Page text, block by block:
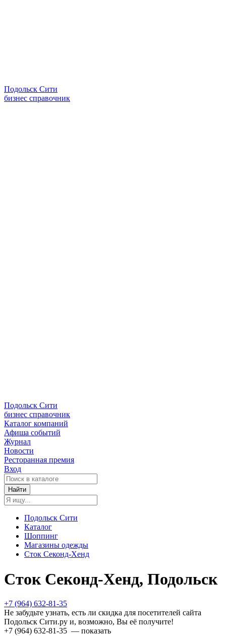
Подольск Сити
бизнес справочник
Подольск Сити
бизнес справочник
Каталог компаний
Афиша событий
Журнал
Новости
Ресторанная премия
Вход
Найти
Подольск Сити
Каталог
Шоппинг
Магазины одежды
Сток Секонд-Хенд
Сток Секонд-Хенд, Подольск
+7 (964) 632-81-35
Не забудьте узнать, есть ли скидка для посетителей сайта
Подольск Сити.ру и, возможно, Вы её получите!
+7 (964) 632-81-35 — показать